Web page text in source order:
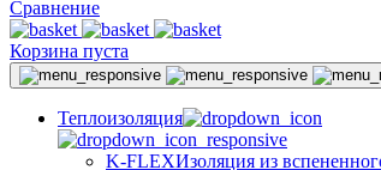
Сравнение
Корзина пуста
Теплоизоляция
K-FLEXИзоляция из